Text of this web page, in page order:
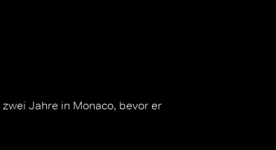
Jahre in Monaco, bevor er